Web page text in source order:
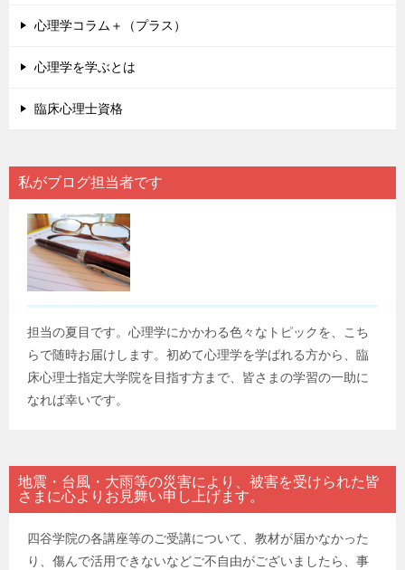
心理学コラム＋（プラス）
心理学を学ぶとは
臨床心理士資格
私がブログ担当者です
担当の夏目です。心理学にかかわる色々なトピックを、こち
らで随時お届けします。初めて心理学を学ばれる方から、臨
床心理士指定大学院を目指す方まで、皆さまの学習の一助に
なれば幸いです。
地震・台風・大雨等の災害により、被害を受けられた皆
さまに心よりお見舞い申し上げます。
四谷学院の各講座等のご受講について、教材が届かなかった
り、傷んで活用できないなどご不自由がございましたら、事